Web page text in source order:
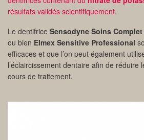
résultats validés scientifiquement.
Le dentifrice Sensodyne Soins Complet
ou bien Elmex Sensitive Professional
efficaces et que l’on peut également
l’éclaircissement dentaire afin de réduire
cours de traitement.